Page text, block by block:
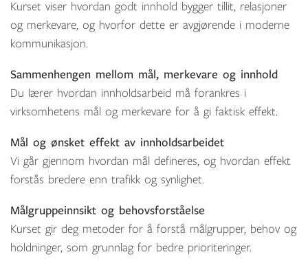
Kurset viser hvordan godt innhold bygger tillit, relasjoner
og merkevare, og hvorfor dette er avgjørende i moderne
kommunikasjon.
Sammenhengen mellom mål, merkevare og innhold
Du lærer hvordan innholdsarbeid må forankres i
virksomhetens mål og merkevare for å gi faktisk effekt.
Mål og ønsket effekt av innholdsarbeidet
Vi går gjennom hvordan mål defineres, og hvordan effekt
forstås bredere enn trafikk og synlighet.
Målgruppeinnsikt og behovsforståelse
Kurset gir deg metoder for å forstå målgrupper, behov og
holdninger, som grunnlag for bedre prioriteringer.